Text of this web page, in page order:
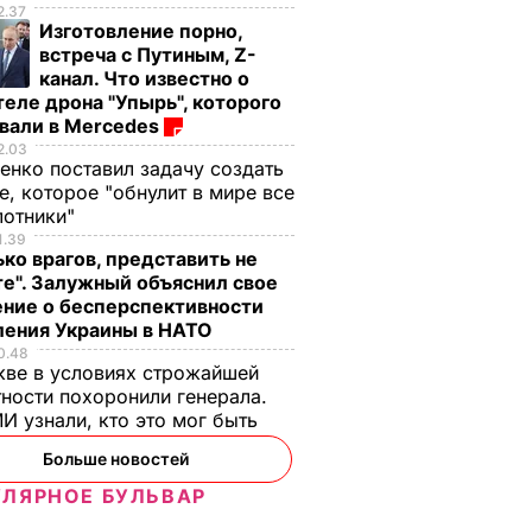
Изготовление порно,
встреча с Путиным, Z-
канал. Что известно о
дрона "Упырь", которого
в Mercedes
поставил задачу создать
которое "обнулит в мире все
врагов, представить не
Залужный объяснил свое
о бесперспективности
Украины в НАТО
в условиях строжайшей
похоронили генерала.
узнали, кто это мог быть
Больше новостей
БУЛЬВАР